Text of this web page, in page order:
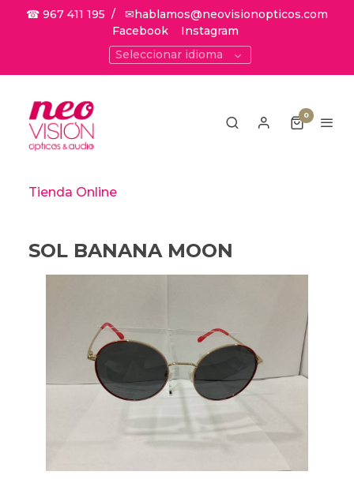
☎ 967 411 195 /
✉hablamos@neovisionopticos.com
Facebook
Instagram
Seleccionar idioma
0
Tienda Online
SOL BANANA MOON